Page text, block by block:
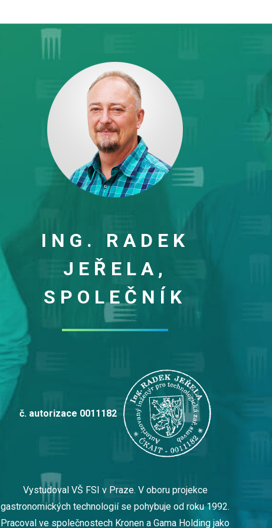
ING. RADEK
JEŘELA,
SPOLEČNÍK
č. autorizace 0011182
Vystudoval VŠ FSI v Praze. V oboru projekce
gastronomických technologií se pohybuje od roku 1992.
Pracoval ve společnostech Kronen a Gama Holding jako